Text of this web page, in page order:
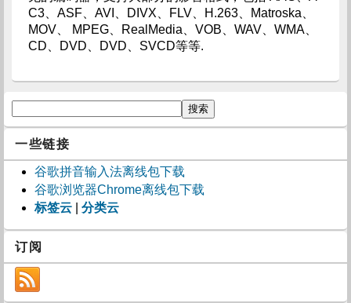
C3、ASF、AVI、DIVX、FLV、H.263、Matroska、
MOV、 MPEG、RealMedia、VOB、WAV、WMA、
CD、DVD、DVD、SVCD等等.
一些链接
谷歌拼音输入法离线包下载
谷歌浏览器Chrome离线包下载
标签云
分类云
订阅